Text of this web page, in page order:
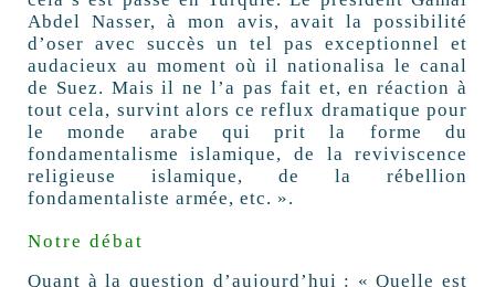
Abdel Nasser, à mon avis, avait la possibilité
d’oser avec succès un tel pas exceptionnel et
audacieux au moment où il nationalisa le canal
de Suez. Mais il ne l’a pas fait et, en réaction à
tout cela, survint alors ce reflux dramatique pour
le monde arabe qui prit la forme du
fondamentalisme islamique, de la reviviscence
religieuse islamique, de la rébellion
fondamentaliste armée, etc. ».
Notre débat
Quant à la question d’aujourd’hui : « Quelle est